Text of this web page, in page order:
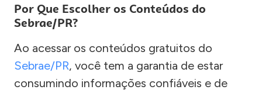
Por Que Escolher os Conteúdos do
Sebrae/PR?
Ao acessar os conteúdos gratuitos do
Sebrae/PR, você tem a garantia de estar
consumindo informações confiáveis e de